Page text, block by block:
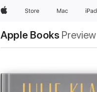
AppleStore Mac iPad
Apple Books Preview